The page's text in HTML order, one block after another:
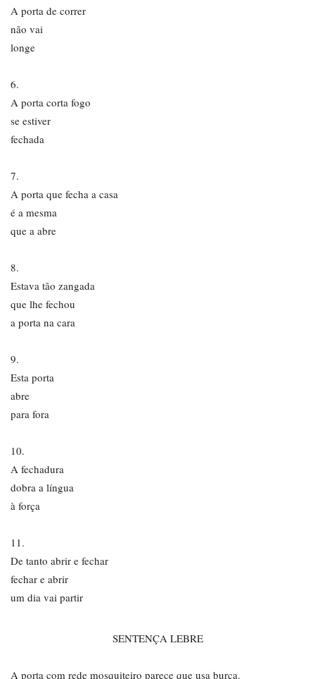
A porta de correr
não vai
longe
6.
A porta corta fogo
se estiver
fechada
7.
A porta que fecha a casa
é a mesma
que a abre
8.
Estava tão zangada
que lhe fechou
a porta na cara
9.
Esta porta
abre
para fora
10.
A fechadura
dobra a língua
à força
11.
De tanto abrir e fechar
fechar e abrir
um dia vai partir
SENTENÇA LEBRE
A porta com rede mosquiteiro parece que usa burca.